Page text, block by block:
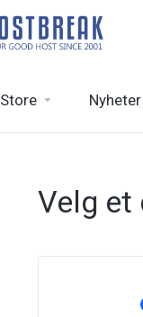
Store Nyheter
Velg et